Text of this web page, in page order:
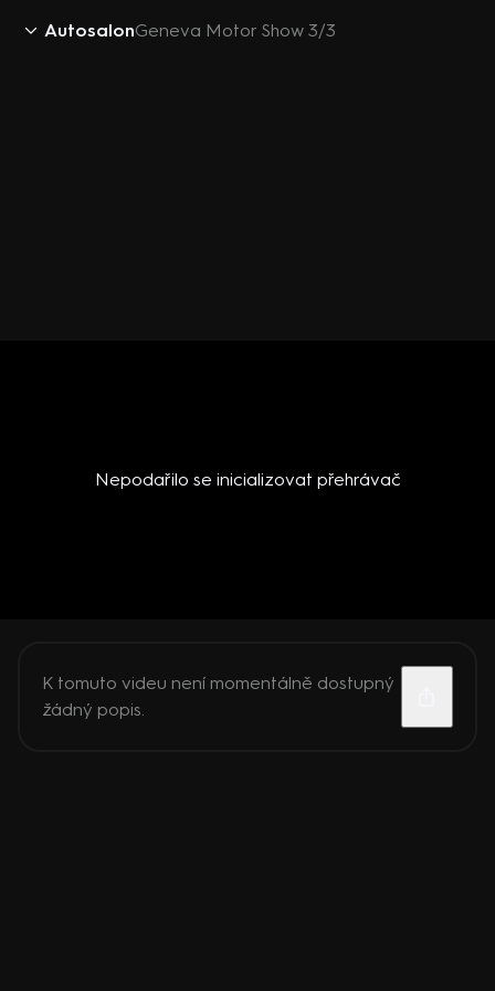
AutosalonGeneva Motor Show 3/3
Nepodařilo se inicializovat přehrávač
K tomuto videu není momentálně dostupný
žádný popis.